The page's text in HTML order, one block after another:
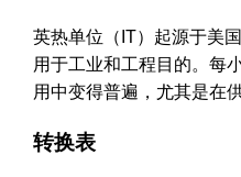
英热单位（IT）起源于美
用于工业和工程目的。每
用中变得普遍，尤其是在
转换表